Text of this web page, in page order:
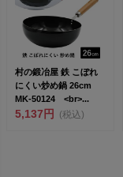
村の鍛冶屋 鉄 こぼれ
にくい炒め鍋 26cm
MK-50124 <br>...
5,137円 (税込)